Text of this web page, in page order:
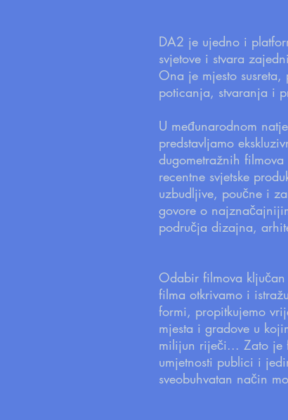
DA2 je ujedno i
svjetove i stvara
Ona je mjesto susreta,
poticanja, stvaranja i
U međunarodnom
predstavljamo
dugometražnih
recentne svjetske
uzbudljive, poučne i
govore o
područja dizajna,
Odabir filmova ključan
filma otkrivamo i
formi, propitkujemo
mjesta i gradove u
milijun riječi... Zato je
umjetnosti publici i
sveobuhvatan način